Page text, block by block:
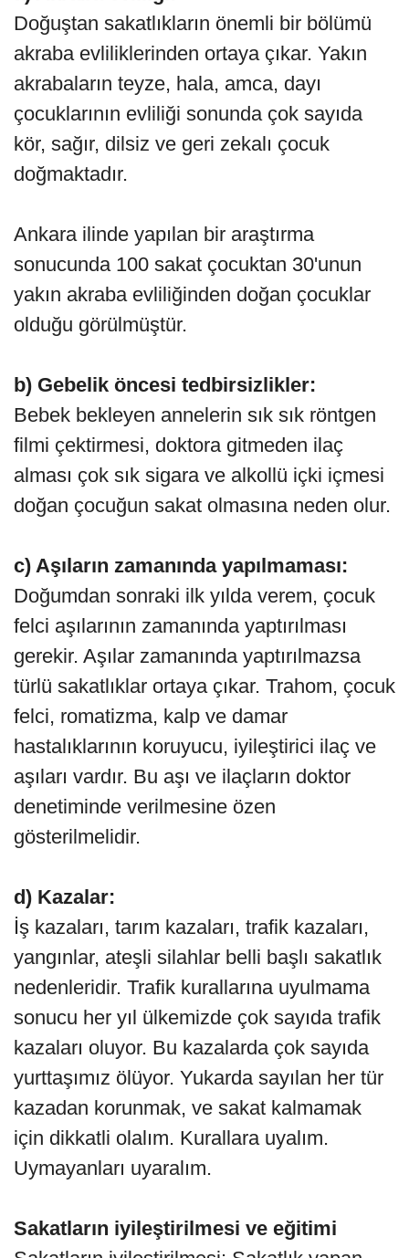
Doğuştan sakatlıkların önemli bir bölümü
akra­ba evliliklerinden ortaya çıkar. Yakın
akrabaların teyze, hala, amca, dayı
çocuklarının evliliği sonunda çok sayıda
kör, sağır, dilsiz ve geri zekalı çocuk
doğmaktadır.
Ankara ilinde yapılan bir araştırma
sonucunda 100 sakat çocuktan 30'unun
yakın akraba evliliğinden doğan çocuklar
olduğu görülmüştür.
b) Gebelik öncesi tedbirsizlikler:
Bebek bekleyen annelerin sık sık röntgen
filmi çektirmesi, doktora gitmeden ilaç
alması çok sık sigara ve alkollü içki içmesi
doğan çocuğun sakat olmasına neden olur.
c) Aşıların zamanında yapılmaması:
Doğumdan sonraki ilk yılda verem, çocuk
felci aşılarının zamanında yaptırılması
gerekir. Aşılar zamanında yaptırılmazsa
türlü sakatlıklar ortaya çıkar. Trahom, çocuk
felci, romatizma, kalp ve damar
hastalıklarının koruyucu, iyileştirici ilaç ve
aşıları vardır. Bu aşı ve ilaçların doktor
denetiminde verilmesine özen
gösterilmelidir.
d) Kazalar:
İş kazaları, tarım kazaları, trafik kazaları,
yangınlar, ateşli silahlar belli başlı sakatlık
nedenleridir. Trafik kurallarına uyulmama
sonucu her yıl ülkemizde çok sayıda trafik
kazaları oluyor. Bu kazalarda çok sayıda
yurttaşımız ölüyor. Yukarda sayılan her tür
kazadan korunmak, ve sakat kalmamak
için dikkatli olalım. Kurallara uyalım.
Uymayanları uyaralım.
Sakatların iyileştirilmesi ve eğitimi